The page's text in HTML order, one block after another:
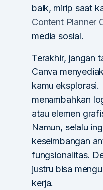
baik, mirip saat
Content Planner
media sosial.
Terakhir, jangan
Canva
kamu eksplorasi.
menambahkan
atau elemen
Namun, selalu
keseimbangan
fungsionalitas.
justru bisa
kerja.